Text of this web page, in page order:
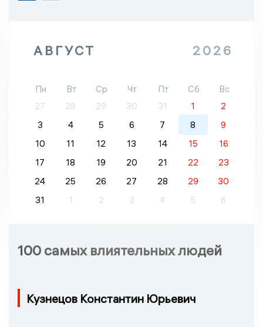
АВГУСТ 2026
Пн Вт Ср Чт Пт Сб
Вс
27
28 29 30 31 1
2
3
4 5 6 7 8
9
10
11 12 13 14 15
16
17
18 19 20 21 22
23
24
25 26 27 28 29
30
31
1 2 3 4 5 6
100 самых влиятельных людей
Кузнецов Константин Юрьевич